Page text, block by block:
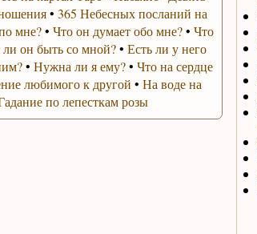
• 365 Небесных посланий на
мне?• Что он думает обо мне?• Что
ли он быть со мной?• Есть ли у него
• Нужна ли я ему?• Что на сердце
любимого к другой • На воде на
по лепесткам розы